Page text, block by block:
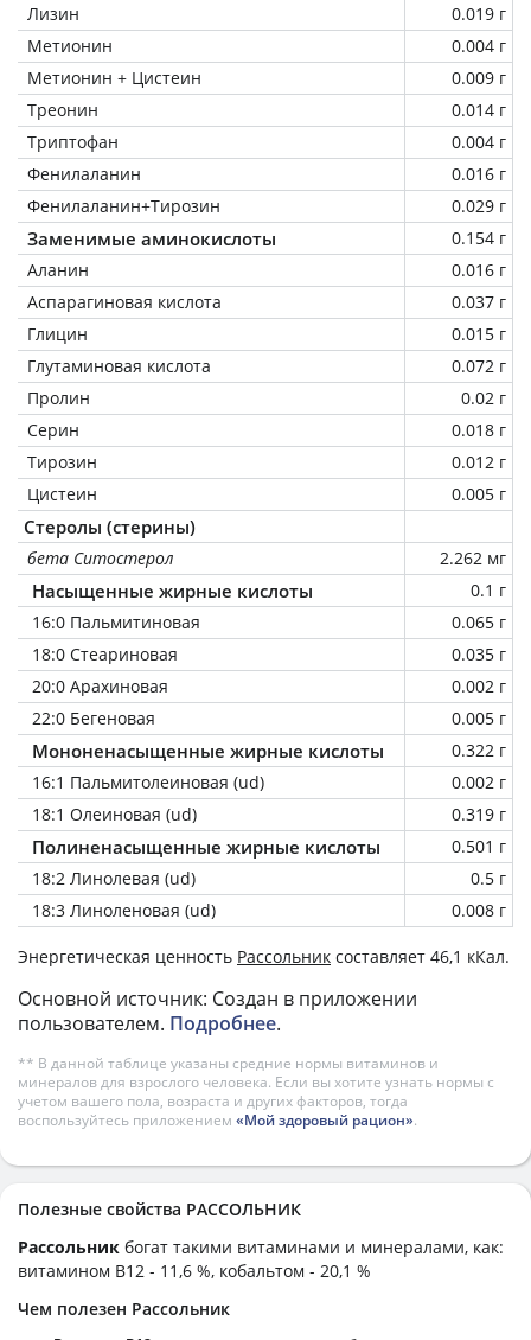
Лизин
0.019 г
Метионин
0.004 г
Метионин + Цистеин
0.009 г
Треонин
0.014 г
Триптофан
0.004 г
Фенилаланин
0.016 г
Фенилаланин+Тирозин
0.029 г
Заменимые аминокислоты
0.154 г
Аланин
0.016 г
Аспарагиновая кислота
0.037 г
Глицин
0.015 г
Глутаминовая кислота
0.072 г
Пролин
0.02 г
Серин
0.018 г
Тирозин
0.012 г
Цистеин
0.005 г
Стеролы (стерины)
бета Ситостерол 2.262 мг
Насыщенные жирные кислоты
0.1 г
16:0 Пальмитиновая
0.065 г
18:0 Стеариновая
0.035 г
20:0 Арахиновая
0.002 г
22:0 Бегеновая
0.005 г
Мононенасыщенные жирные кислоты
0.322 г
16:1 Пальмитолеиновая (ud)
0.002 г
18:1 Олеиновая (ud)
0.319 г
Полиненасыщенные жирные кислоты
0.501 г
18:2 Линолевая (ud)
0.5 г
18:3 Линоленовая (ud)
0.008 г
Энергетическая ценность Рассольник составляет 46,1 кКал.
Основной источник: Создан в приложении
пользователем. Подробнее.
** В данной таблице указаны средние нормы витаминов и
минералов для взрослого человека. Если вы хотите узнать нормы с
учетом вашего пола, возраста и других факторов, тогда
воспользуйтесь приложением «Мой здоровый рацион».
Полезные свойства РАССОЛЬНИК
Рассольник богат такими витаминами и минералами, как:
витамином B12 - 11,6 %, кобальтом - 20,1 %
Чем полезен Рассольник